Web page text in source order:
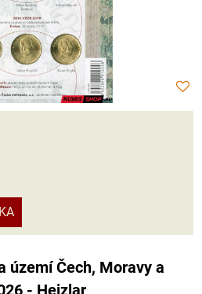
území Čech, Moravy a